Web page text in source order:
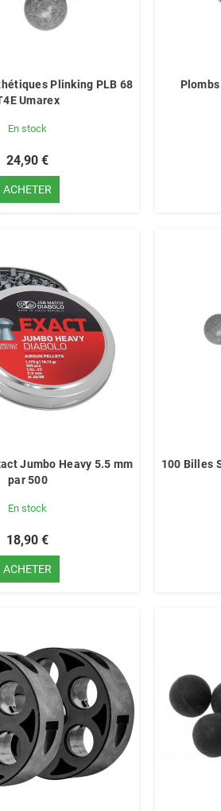
Plinking PLB 68
Umarex
En stock
24,90 €
ACHETER
Jumbo Heavy 5.5 mm
par 500
En stock
18,90 €
ACHETER
100 Billes